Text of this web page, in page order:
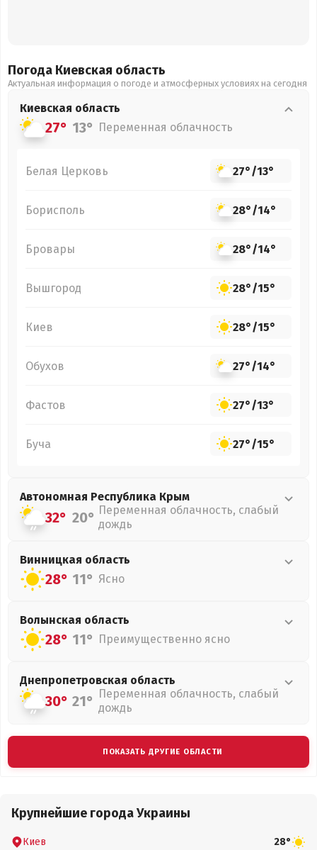
Погода Киевская область
Актуальная информация о погоде и атмосферных условиях на сегодня
Киевская область
27° 13° Переменная облачность
Белая Церковь 27°/13°
Борисполь 28°/14°
Бровары 28°/14°
Вышгород 28°/15°
Киев 28°/15°
Обухов 27°/14°
Фастов 27°/13°
Буча 27°/15°
Автономная Республика Крым
32° 20° Переменная облачность, слабый
дождь
Винницкая область
28° 11° Ясно
Волынская область
28° 11° Преимущественно ясно
Днепропетровская область
30° 21° Переменная облачность, слабый
дождь
ПОКАЗАТЬ ДРУГИЕ ОБЛАСТИ
Крупнейшие города Украины
Киев 28°